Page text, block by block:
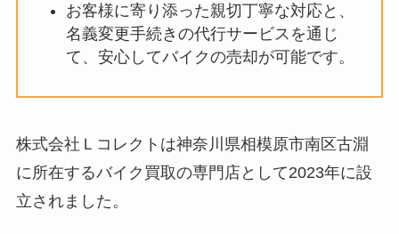
お客様に寄り添った親切丁寧な対応と、
名義変更手続きの代行サービスを通じ
て、安心してバイクの売却が可能です。
株式会社Ｌコレクトは神奈川県相模原市南区古淵
に所在するバイク買取の専門店として2023年に設
立されました。